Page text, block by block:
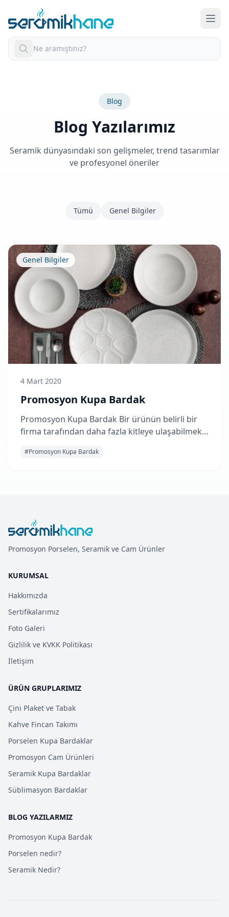
Blog
Blog Yazılarımız
Seramik dünyasındaki son gelişmeler, trend tasarımlar
ve profesyonel öneriler
Tümü Genel Bilgiler
Genel Bilgiler
4 Mart 2020
Promosyon Kupa Bardak
Promosyon Kupa Bardak Bir ürünün belirli bir
firma tarafından daha fazla kitleye ulaşabilmek
olduğu…
#Promosyon Kupa Bardak
Promosyon Porselen, Seramik ve Cam Ürünler
KURUMSAL
Hakkımızda
Sertifikalarımız
Foto Galeri
Gizlilik ve KVKK Politikası
İletişim
ÜRÜN GRUPLARIMIZ
Çini Plaket ve Tabak
Kahve Fincan Takımı
Porselen Kupa Bardaklar
Promosyon Cam Ürünleri
Seramik Kupa Bardaklar
Süblimasyon Bardaklar
BLOG YAZILARMIZ
Promosyon Kupa Bardak
Porselen nedir?
Seramik Nedir?